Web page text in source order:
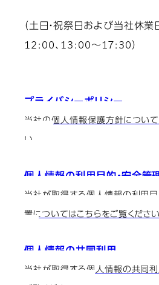
（土日・祝祭日および当社休
12:00、13:00～17:30）
プライバシーポリシー
当社の個人情報保護方針について
い。
個人情報の利用目的・安全管
当社が取得する個人情報の利用目
置についてはこちらをご覧ください
個人情報の共同利用
当社が取得する個人情報の共同